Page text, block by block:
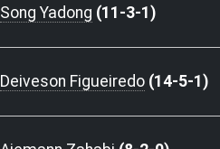
Song Yadong (11-3-1)
Deiveson Figueiredo (14-5-1)